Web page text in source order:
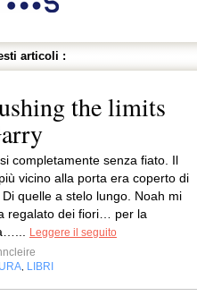
articoli :
the limits
completamente senza fiato. Il
vicino alla porta era coperto di
Di quelle a stelo lungo. Noah mi
regalato dei fiori… per la
Leggere il seguito
LIBRI